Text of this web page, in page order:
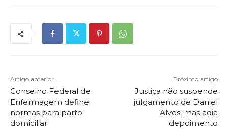
Artigo anterior
Conselho Federal de
Enfermagem define
normas para parto
domiciliar
Próximo artigo
Justiça não suspende
julgamento de Daniel
Alves, mas adia
depoimento